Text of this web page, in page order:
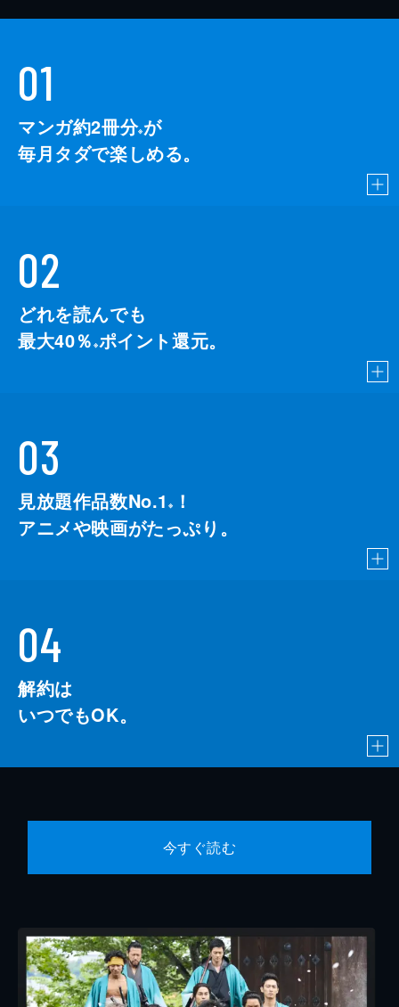
著者
著者
著者 松本ミーコハウス
著者 真名子
出版社
01
マンガ約2冊分※が
毎月タダで楽しめる。
02
どれを読んでも
最大40％ ※ポイント還元。
03
見放題作品数No.1 ※
！
アニメや映画がたっぷり。
04
解約は
いつでもOK。
今すぐ読む